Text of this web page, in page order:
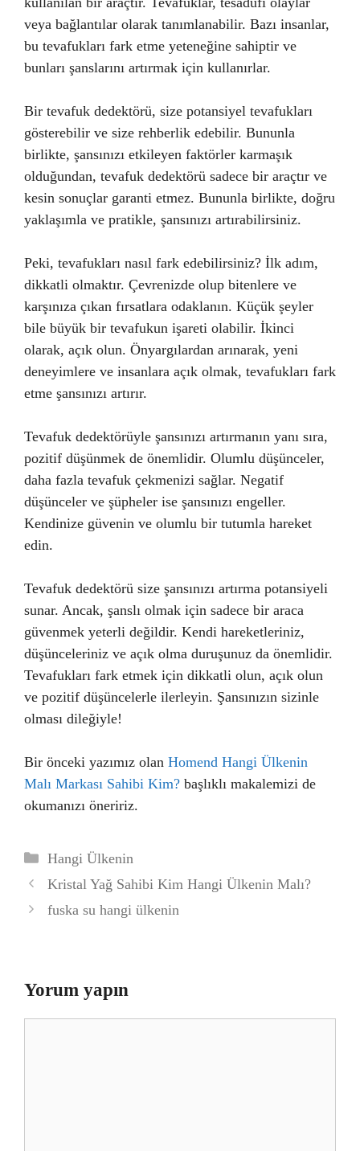
veya bağlantılar olarak tanımlanabilir. Bazı insanlar,
bu tevafukları fark etme yeteneğine sahiptir ve
bunları şanslarını artırmak için kullanırlar.
Bir tevafuk dedektörü, size potansiyel tevafukları
gösterebilir ve size rehberlik edebilir. Bununla
birlikte, şansınızı etkileyen faktörler karmaşık
olduğundan, tevafuk dedektörü sadece bir araçtır ve
kesin sonuçlar garanti etmez. Bununla birlikte, doğru
yaklaşımla ve pratikle, şansınızı artırabilirsiniz.
Peki, tevafukları nasıl fark edebilirsiniz? İlk adım,
dikkatli olmaktır. Çevrenizde olup bitenlere ve
karşınıza çıkan fırsatlara odaklanın. Küçük şeyler
bile büyük bir tevafukun işareti olabilir. İkinci
olarak, açık olun. Önyargılardan arınarak, yeni
deneyimlere ve insanlara açık olmak, tevafukları fark
etme şansınızı artırır.
Tevafuk dedektörüyle şansınızı artırmanın yanı sıra,
pozitif düşünmek de önemlidir. Olumlu düşünceler,
daha fazla tevafuk çekmenizi sağlar. Negatif
düşünceler ve şüpheler ise şansınızı engeller.
Kendinize güvenin ve olumlu bir tutumla hareket
edin.
Tevafuk dedektörü size şansınızı artırma potansiyeli
sunar. Ancak, şanslı olmak için sadece bir araca
güvenmek yeterli değildir. Kendi hareketleriniz,
düşünceleriniz ve açık olma duruşunuz da önemlidir.
Tevafukları fark etmek için dikkatli olun, açık olun
ve pozitif düşüncelerle ilerleyin. Şansınızın sizinle
olması dileğiyle!
Bir önceki yazımız olan Homend Hangi Ülkenin
Malı Markası Sahibi Kim? başlıklı makalemizi de
okumanızı öneririz.
Kategoriler
Hangi Ülkenin
Kristal Yağ Sahibi Kim Hangi Ülkenin Malı?
fuska su hangi ülkenin
Yorum yapın